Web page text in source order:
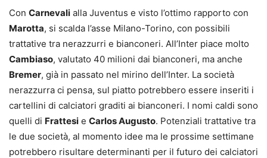
Con Carnevali alla Juventus e visto l’ottimo rapporto con
Marotta, si scalda l’asse Milano-Torino, con possibili
trattative tra nerazzurri e bianconeri. All’Inter piace molto
Cambiaso, valutato 40 milioni dai bianconeri, ma anche
Bremer, già in passato nel mirino dell’Inter. La società
nerazzurra ci pensa, sul piatto potrebbero essere inseriti i
cartellini di calciatori graditi ai bianconeri. I nomi caldi sono
quelli di Frattesi e Carlos Augusto. Potenziali trattative tra
le due società, al momento idee ma le prossime settimane
potrebbero risultare determinanti per il futuro dei calciatori